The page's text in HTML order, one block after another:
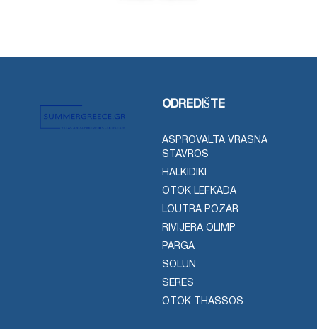
ODREDIŠTE
ASPROVALTA VRASNA
STAVROS
HALKIDIKI
OTOK LEFKADA
LOUTRA POZAR
RIVIJERA OLIMP
PARGA
SOLUN
SERES
OTOK THASSOS